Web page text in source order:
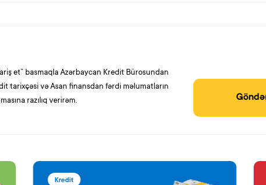
et” basmaqla Azərbaycan Kredit Bürosundan
tarixçəsi və Asan finansdan fərdi məlumatların
razılıq verirəm.
Kredit